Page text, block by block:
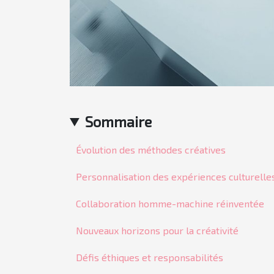
Sommaire
Évolution des méthodes créatives
Personnalisation des expériences
Collaboration homme-machine réinventée
Nouveaux horizons pour la créativité
Défis éthiques et responsabilités